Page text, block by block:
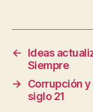
←
Ideas
Siempre
→
Corrupción
siglo 21